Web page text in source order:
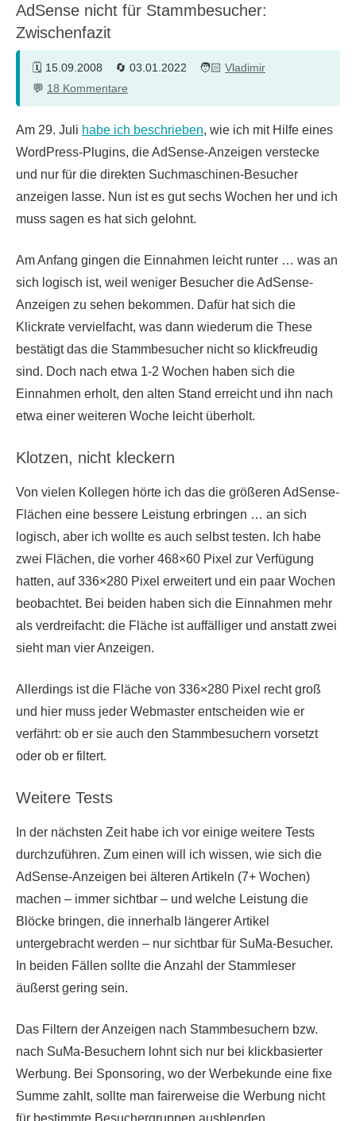
AdSense nicht für Stammbesucher:
Zwischenfazit
15.09.2008 03.01.2022
Vladimir
18 Kommentare
Am 29. Juli habe ich beschrieben, wie ich mit Hilfe eines
WordPress-Plugins, die AdSense-Anzeigen verstecke
und nur für die direkten Suchmaschinen-Besucher
anzeigen lasse. Nun ist es gut sechs Wochen her und ich
muss sagen es hat sich gelohnt.
Am Anfang gingen die Einnahmen leicht runter … was an
sich logisch ist, weil weniger Besucher die AdSense-
Anzeigen zu sehen bekommen. Dafür hat sich die
Klickrate vervielfacht, was dann wiederum die These
bestätigt das die Stammbesucher nicht so klickfreudig
sind. Doch nach etwa 1-2 Wochen haben sich die
Einnahmen erholt, den alten Stand erreicht und ihn nach
etwa einer weiteren Woche leicht überholt.
Klotzen, nicht kleckern
Von vielen Kollegen hörte ich das die größeren AdSense-
Flächen eine bessere Leistung erbringen … an sich
logisch, aber ich wollte es auch selbst testen. Ich habe
zwei Flächen, die vorher 468×60 Pixel zur Verfügung
hatten, auf 336×280 Pixel erweitert und ein paar Wochen
beobachtet. Bei beiden haben sich die Einnahmen mehr
als verdreifacht: die Fläche ist auffälliger und anstatt zwei
sieht man vier Anzeigen.
Allerdings ist die Fläche von 336×280 Pixel recht groß
und hier muss jeder Webmaster entscheiden wie er
verfährt: ob er sie auch den Stammbesuchern vorsetzt
oder ob er filtert.
Weitere Tests
In der nächsten Zeit habe ich vor einige weitere Tests
durchzuführen. Zum einen will ich wissen, wie sich die
AdSense-Anzeigen bei älteren Artikeln (7+ Wochen)
machen – immer sichtbar – und welche Leistung die
Blöcke bringen, die innerhalb längerer Artikel
untergebracht werden – nur sichtbar für SuMa-Besucher.
In beiden Fällen sollte die Anzahl der Stammleser
äußerst gering sein.
Das Filtern der Anzeigen nach Stammbesuchern bzw.
nach SuMa-Besuchern lohnt sich nur bei klickbasierter
Werbung. Bei Sponsoring, wo der Werbekunde eine fixe
Summe zahlt, sollte man fairerweise die Werbung nicht
für bestimmte Besuchergruppen ausblenden.